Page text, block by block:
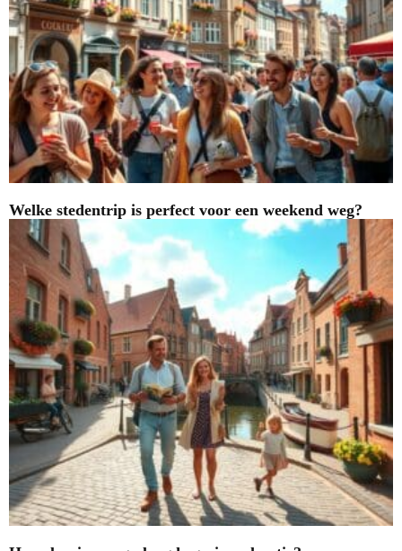
Welke stedentrip is perfect voor een weekend weg?